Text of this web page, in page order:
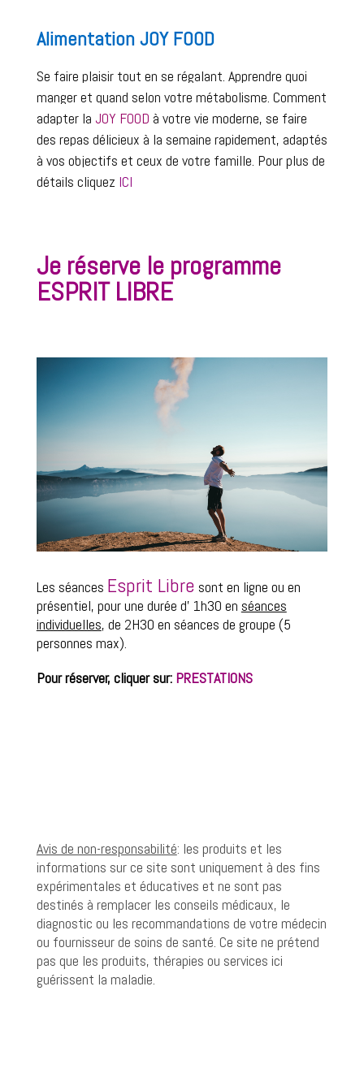
Alimentation JOY FOOD
Se faire plaisir tout en se régalant. Apprendre quoi
manger et quand selon votre métabolisme. Comment
adapter la JOY FOOD à votre vie moderne, se faire
des repas délicieux à la semaine rapidement, adaptés
à vos objectifs et ceux de votre famille. Pour plus de
détails cliquez ICI
Je réserve le programme
ESPRIT LIBRE
Les séances Esprit Libre sont en ligne ou en
présentiel, pour une durée d’ 1h30 en séances
individuelles, de 2H30 en séances de groupe (5
personnes max).
Pour réserver, cliquer sur: PRESTATIONS
Avis de non-responsabilité: les produits et les
informations sur ce site sont uniquement à des fins
expérimentales et éducatives et ne sont pas
destinés à remplacer les conseils médicaux, le
diagnostic ou les recommandations de votre médecin
ou fournisseur de soins de santé. Ce site ne prétend
pas que les produits, thérapies ou services ici
guérissent la maladie.